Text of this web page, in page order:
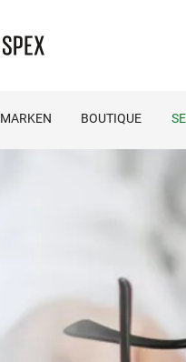
MARKEN BOUTIQUE